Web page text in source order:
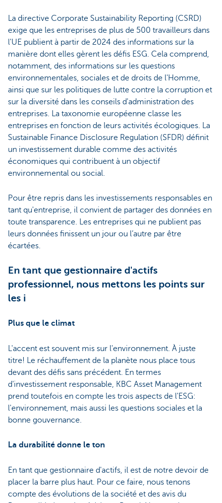
La directive Corporate Sustainability Reporting (CSRD)
exige que les entreprises de plus de 500 travailleurs dans
l'UE publient à partir de 2024 des informations sur la
manière dont elles gèrent les défis ESG. Cela comprend,
notamment, des informations sur les questions
environnementales, sociales et de droits de l'Homme,
ainsi que sur les politiques de lutte contre la corruption et
sur la diversité dans les conseils d'administration des
entreprises. La taxonomie européenne classe les
entreprises en fonction de leurs activités écologiques. La
Sustainable Finance Disclosure Regulation (SFDR) définit
un investissement durable comme des activités
économiques qui contribuent à un objectif
environnemental ou social.
Pour être repris dans les investissements responsables en
tant qu'entreprise, il convient de partager des données en
toute transparence. Les entreprises qui ne publient pas
leurs données finissent un jour ou l’autre par être
écartées.
En tant que gestionnaire d'actifs
professionnel, nous mettons les points sur
les i
Plus que le climat
L'accent est souvent mis sur l'environnement. À juste
titre! Le réchauffement de la planète nous place tous
devant des défis sans précédent. En termes
d'investissement responsable, KBC Asset Management
prend toutefois en compte les trois aspects de l'ESG:
l'environnement, mais aussi les questions sociales et la
bonne gouvernance.
La durabilité donne le ton
En tant que gestionnaire d'actifs, il est de notre devoir de
placer la barre plus haut. Pour ce faire, nous tenons
compte des évolutions de la société et des avis du